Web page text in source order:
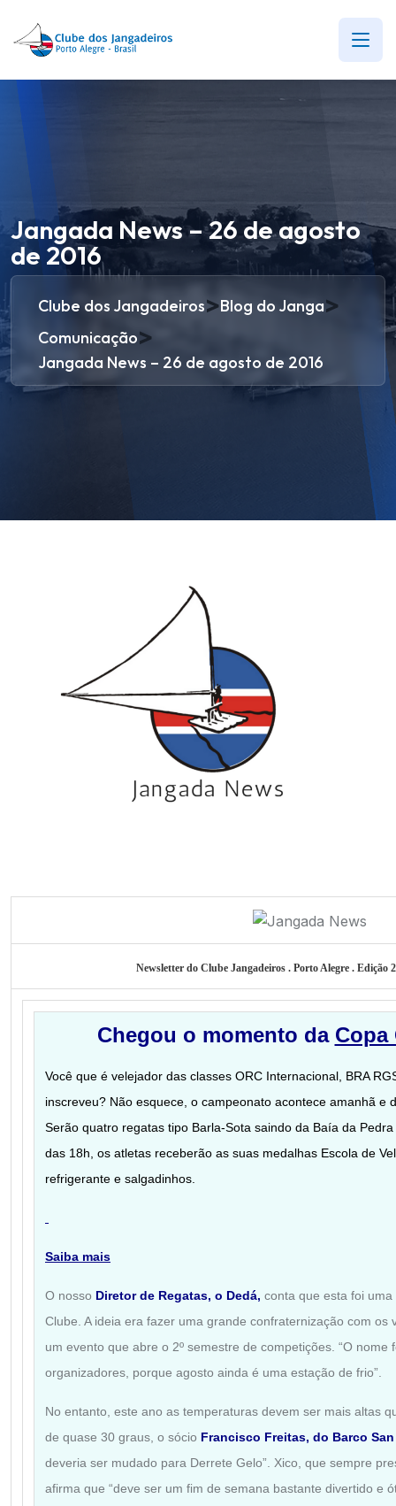
Jangada News – 26 de agosto
de 2016
Clube dos Jangadeiros>Blog do Janga>
Comunicação>
Jangada News – 26 de agosto de 2016
Newsletter do Clube Jangadeiros . Porto Alegre . Edição
Chegou o momento da Copa
Você que é velejador das classes ORC Internacional, BRA
inscreveu? Não esquece, o campeonato acontece amanhã e
Serão quatro regatas tipo Barla-Sota saindo da Baía da
das 18h, os atletas receberão as suas medalhas Escola de
refrigerante e salgadinhos.
Saiba mais
O nosso Diretor de Regatas, o Dedá, conta que esta foi
Clube. A ideia era fazer uma grande confraternização com os
um evento que abre o 2º semestre de competições. “O nome
organizadores, porque agosto ainda é uma estação de frio”.
No entanto, este ano as temperaturas devem ser mais altas
de quase 30 graus, o sócio Francisco Freitas, do Barco
deveria ser mudado para Derrete Gelo”. Xico, que sempre
afirma que “deve ser um fim de semana bastante divertido e